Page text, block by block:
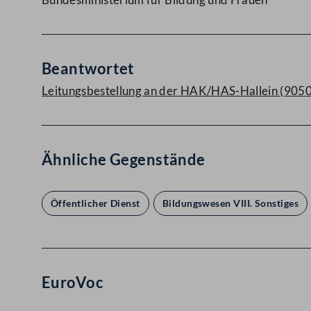
Beantwortet
Leitungsbestellung an der HAK/HAS-Hallein
Ähnliche Gegenstände
Öffentlicher Dienst Bildungswesen VIII. Sonstiges
EuroVoc